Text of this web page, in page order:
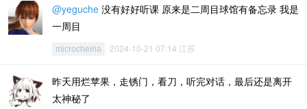
@yeguche 没有好好听课 原来是二周目球馆有备忘录 我是
一周目
microcheiria 2024-10-21 07:14 江苏
昨天用烂苹果，走锈门，看刀，听完对话，最后还是离开
太神秘了